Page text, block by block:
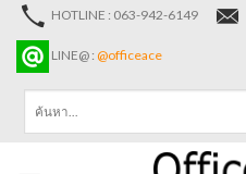
Skip
content
HOTLINE : 063-942-6149
LINE@ : @officeace